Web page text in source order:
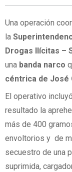
Una operación
la
Drogas Ilícitas –
una banda narco
céntrica de José
El operativo
resultado la
más de 400
envoltorios y de
secuestro de una
suprimida,